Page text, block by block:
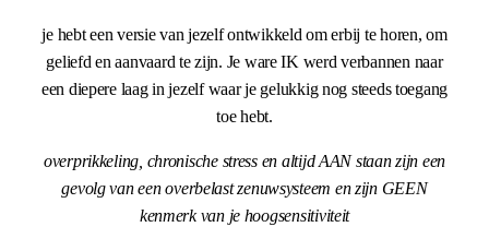
je hebt een versie van jezelf ontwikkeld om erbij te horen, om
geliefd en aanvaard te zijn. Je ware IK werd verbannen naar
een diepere laag in jezelf waar je gelukkig nog steeds toegang
toe hebt.
overprikkeling, chronische stress en altijd AAN staan zijn een
gevolg van een overbelast zenuwsysteem en zijn GEEN
kenmerk van je hoogsensitiviteit